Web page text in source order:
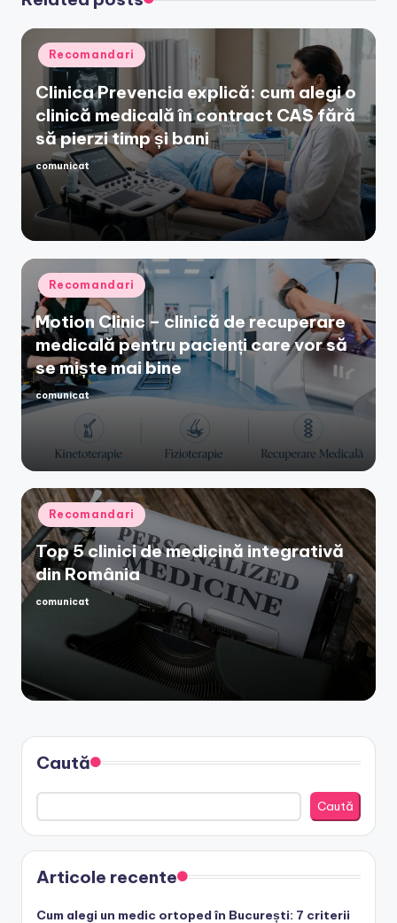
Posted
in
Recomandari
Clinica Prevencia explică: cum alegi o
clinică medicală în contract CAS fără
să pierzi timp și bani
Posted
by
comunicat
Posted
in
Recomandari
Motion Clinic – clinică de recuperare
medicală pentru pacienți care vor să
se miște mai bine
Posted
by
comunicat
Posted
in
Recomandari
Top 5 clinici de medicină integrativă
din România
Posted
comunicat
Caută
Caută
Articole recente
Cum alegi un medic ortoped în București: 7 criterii